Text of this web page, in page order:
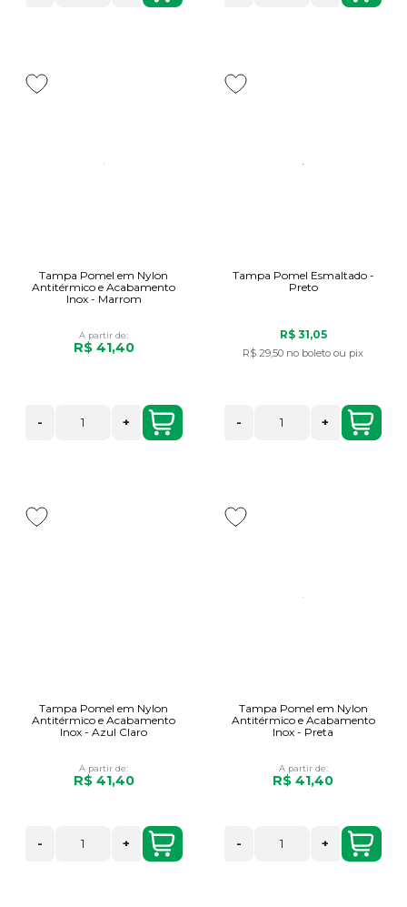
Tampa Pomel em Nylon
Antitérmico e Acabamento
Inox - Marrom
A partir de:
R$ 41,40
- +
Tampa Pomel Esmaltado -
Preto
R$ 31,05
R$ 29,50 no boleto ou pix
- +
Tampa Pomel em Nylon
Antitérmico e Acabamento
Inox - Azul Claro
A partir de:
R$ 41,40
- +
Tampa Pomel em Nylon
Antitérmico e Acabamento
Inox - Preta
A partir de:
R$ 41,40
- +